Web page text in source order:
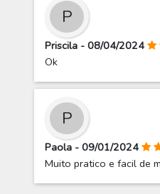
P
Priscila - 08/04/2024
Ok
P
Paola - 09/01/2024
Muito pratico e facil de